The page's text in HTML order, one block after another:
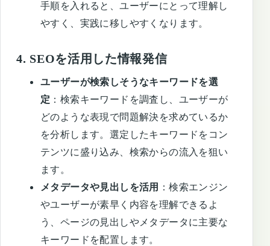
手順を入れると、ユーザーにとって理解し
やすく、実践に移しやすくなります。
4. SEOを活用した情報発信
ユーザーが検索しそうなキーワードを選
定 ：検索キーワードを調査し、ユーザーが
どのような表現で問題解決を求めているか
を分析します。選定したキーワードをコン
テンツに盛り込み、検索からの流入を狙い
ます。
メタデータや見出しを活用 ：検索エンジン
やユーザーが素早く内容を理解できるよ
う、ページの見出しやメタデータに主要な
キーワードを配置します。